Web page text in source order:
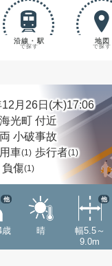
沿線・駅
で探す
地図
で探す
月26日(木)17:06
光町 付近
小破事故
車(1) 歩行者(1)
負傷(1)
歳
他
晴
幅5.5～
9.0m
他